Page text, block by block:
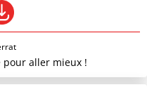
aller mieux !